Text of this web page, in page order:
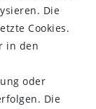
Die
Cookies.
in den
oder
Die